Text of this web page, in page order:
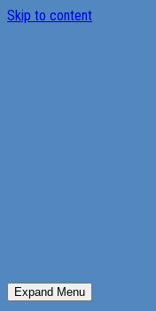
Skip to content
Expand Menu